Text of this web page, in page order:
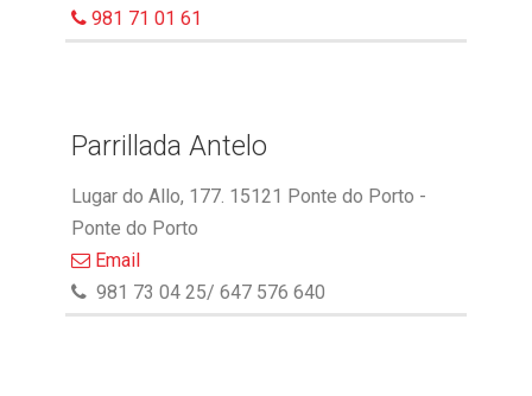
981 71 01 61
Parrillada Antelo
Lugar do Allo, 177. 15121 Ponte do Porto -
Ponte do Porto
Email
981 73 04 25/ 647 576 640